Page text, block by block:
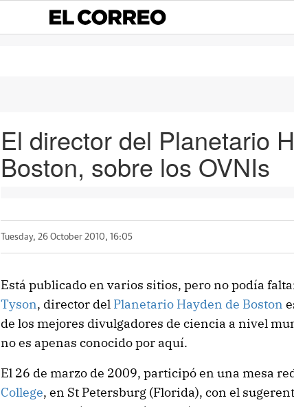
El director del Planetario
Boston, sobre los OVNIs
Tuesday, 26 October 2010, 16:05
Está publicado en varios sitios, pero no podía
Tyson, director del Planetario Hayden de Boston
de los mejores divulgadores de ciencia a nivel
no es apenas conocido por aquí.
El 26 de marzo de 2009, participó en una mesa
College, en St Petersburg (Florida), con el